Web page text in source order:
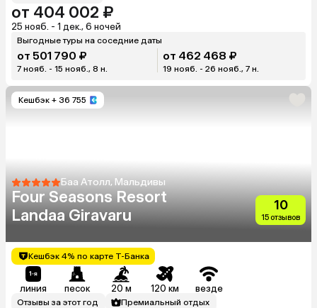
от 404 002 ₽
25 нояб. - 1 дек., 6 ночей
Выгодные туры на соседние даты
от 501 790 ₽
7 нояб. - 15 нояб., 8 н.
от 462 468 ₽
19 нояб. - 26 нояб., 7 н.
Кешбэк + 36 755
Баа Атолл, Мальдивы
Four Seasons Resort
Landaa Giravaru
10
15 отзывов
Кешбэк 4% по карте Т-Банка
линия песок 20 м 120 км везде
Отзывы за этот год
Премиальный отдых